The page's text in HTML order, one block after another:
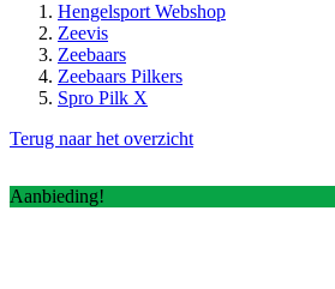
Hengelsport Webshop
Zeevis
Zeebaars
Zeebaars Pilkers
Spro Pilk X
Terug naar het overzicht
Aanbieding!